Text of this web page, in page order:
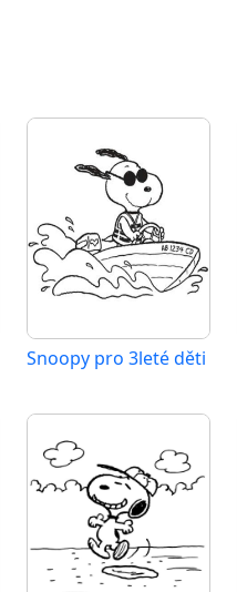
Snoopy pro 3leté děti